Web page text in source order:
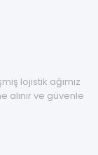
lojistik ağımız
alınır ve güvenle